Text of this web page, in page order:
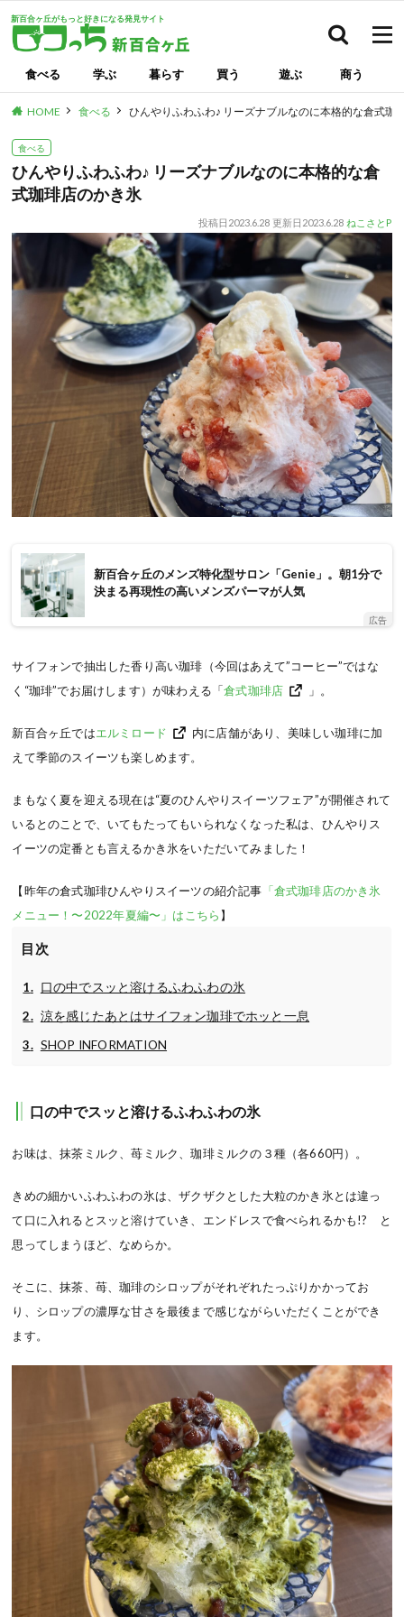
新百合ヶ丘がもっと好きになる発見サイト
食べる 学ぶ 暮らす 買う 遊ぶ 商う
HOME 食べる ひんやりふわふわ♪ リーズナブルなのに本格的な倉式珈
食べる
ひんやりふわふわ♪ リーズナブルなのに本格的な倉
式珈琲店のかき氷
投稿日 2023.6.28 更新日 2023.6.28 ねこさとP
新百合ヶ丘のメンズ特化型サロン「Genie」。朝1分で
決まる再現性の高いメンズパーマが人気
広告
サイフォンで抽出した香り高い珈琲（今回はあえて”コーヒー”ではな
く“珈琲”でお届けします）が味わえる「倉式珈琲店 」。
新百合ヶ丘ではエルミロード
内に店舗があり、美味しい珈琲に加
えて季節のスイーツも楽しめます。
まもなく夏を迎える現在は“夏のひんやりスイーツフェア”が開催されて
いるとのことで、いてもたってもいられなくなった私は、ひんやりス
イーツの定番とも言えるかき氷をいただいてみました！
【昨年の倉式珈琲ひんやりスイーツの紹介記事 「倉式珈琲店のかき氷
メニュー！〜2022年夏編〜」はこちら】
目次
口の中でスッと溶けるふわふわの氷
涼を感じたあとはサイフォン珈琲でホッと一息
SHOP INFORMATION
口の中でスッと溶けるふわふわの氷
お味は、抹茶ミルク、苺ミルク、珈琲ミルクの３種（各660円）。
きめの細かいふわふわの氷は、ザクザクとした大粒のかき氷とは違っ
て口に入れるとスッと溶けていき、エンドレスで食べられるかも!? と
思ってしまうほど、なめらか。
そこに、抹茶、苺、珈琲のシロップがそれぞれたっぷりかかってお
り、シロップの濃厚な甘さを最後まで感じながらいただくことができ
ます。